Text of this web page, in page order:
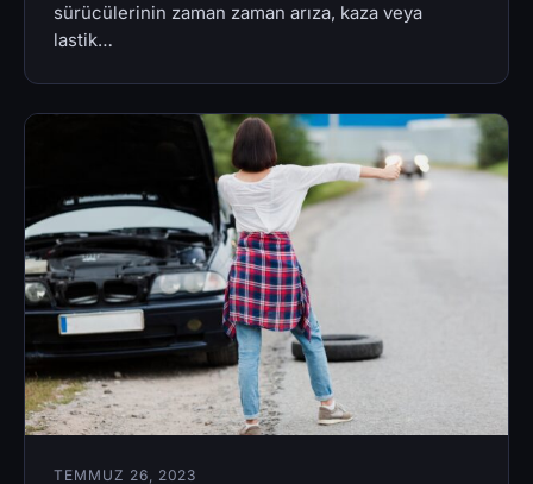
sürücülerinin zaman zaman arıza, kaza veya
lastik…
TEMMUZ 26, 2023